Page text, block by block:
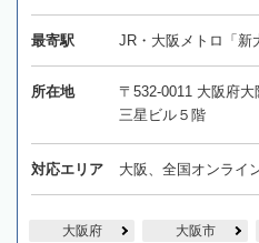
最寄駅 JR・大阪メトロ「新
所在地
〒532-0011 大阪府
三星ビル５階
対応エリア 大阪、全国オンライ
大阪府 大阪市